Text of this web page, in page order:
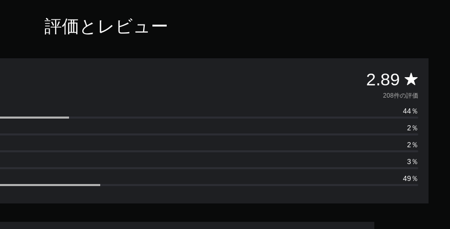
評価とレビュー
2.89 評
価
数
は
2
0
8
208件の評価
44％
2％
2％
3％
49％